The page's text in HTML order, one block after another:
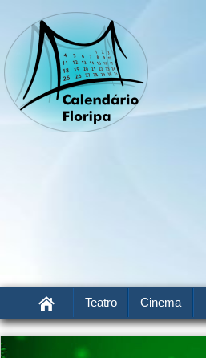
Teatro Cinema